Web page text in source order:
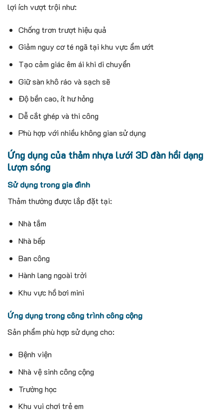
lợi ích vượt trội như:
Chống trơn trượt hiệu quả
Giảm nguy cơ té ngã tại khu vực ẩm ướt
Tạo cảm giác êm ái khi di chuyển
Giữ sàn khô ráo và sạch sẽ
Độ bền cao, ít hư hỏng
Dễ cắt ghép và thi công
Phù hợp với nhiều không gian sử dụng
Ứng dụng của thảm nhựa lưới 3D đàn hồi dạng
lượn sóng
Sử dụng trong gia đình
Thảm thường được lắp đặt tại:
Nhà tắm
Nhà bếp
Ban công
Hành lang ngoài trời
Khu vực hồ bơi mini
Ứng dụng trong công trình công cộng
Sản phẩm phù hợp sử dụng cho:
Bệnh viện
Nhà vệ sinh công cộng
Trường học
Khu vui chơi trẻ em